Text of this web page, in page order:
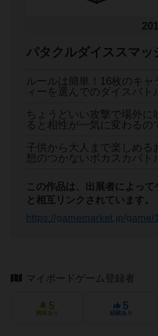
パタクルダイススマッ
ルールは簡単！16枚のキ
ィーを選んでのダイスバト
ちょうどいい攻撃で場外
ると相性が一気に変わるの
子供から大人まで楽しめる
想のつかないポカスカバト
この作品は、出展者によっ
と相互リンクされています。
https://gamemarket.jp/game/
マイボードゲーム登録者
5
興味あり
5
経験あり